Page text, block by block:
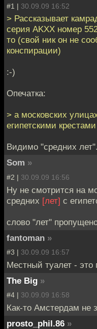
#1 | 30.09.09 16:52
> Рассказывает
серия AKXX номер
то (свой ник он не
конспирации)
:-)
Опечатка:
> а московских
египетскими крестами
Видимо "средних лет".
Som »
#2 | 30.09.09 16:56
Ну не смотрится на
средних [лет] с
слово "лет"
fantoman »
#3 | 30.09.09 16:57
Местный туалет - это
The Big »
#4 | 30.09.09 16:58
Как-то Амстердам не
prosto_phil.86 »